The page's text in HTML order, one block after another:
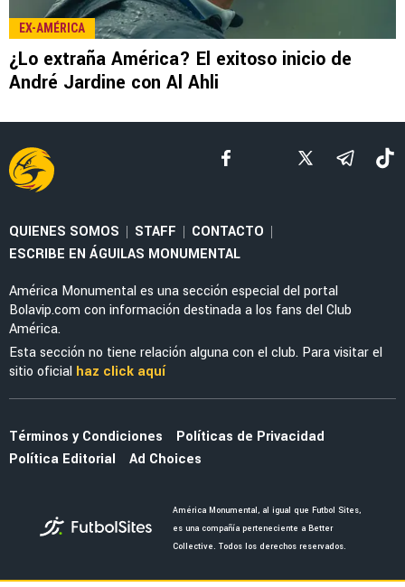
LEE TAMBIÉN
NOTICIAS
Antonio Mohamed advirtió al América y la Liga
MX sobre la MLS